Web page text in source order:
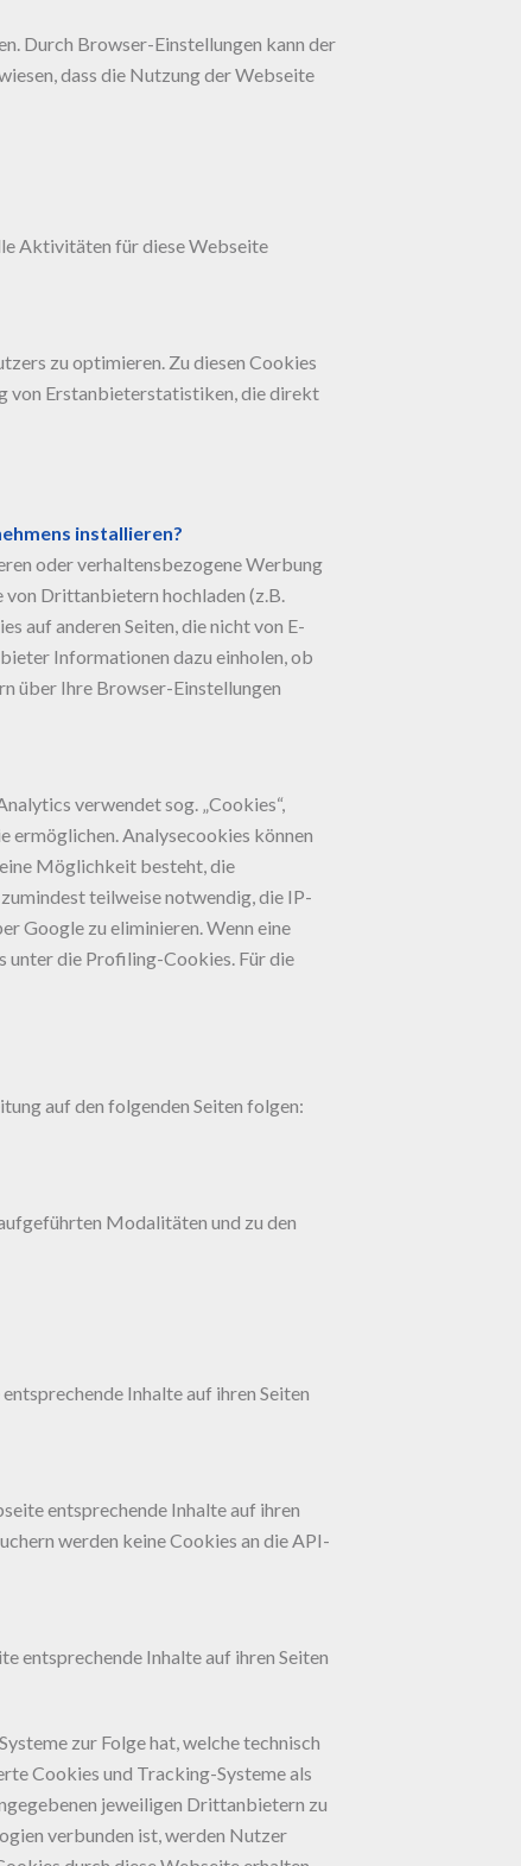
Durch Browser-Einstellungen kann der
dass die Nutzung der Webseite
Aktivitäten für diese Webseite
zu optimieren. Zu diesen Cookies
von Erstanbieterstatistiken, die direkt
installieren?
oder verhaltensbezogene Werbung
von Drittanbietern hochladen (z.B.
auf anderen Seiten, die nicht von E-
Informationen dazu einholen, ob
über Ihre Browser-Einstellungen
verwendet sog. „Cookies“,
ermöglichen. Analysecookies können
Möglichkeit besteht, die
teilweise notwendig, die IP-
Google zu eliminieren. Wenn eine
unter die Profiling-Cookies. Für die
auf den folgenden Seiten folgen:
Modalitäten und zu den
Inhalte auf ihren Seiten
entsprechende Inhalte auf ihren
werden keine Cookies an die API-
entsprechende Inhalte auf ihren Seiten
zur Folge hat, welche technisch
Cookies und Tracking-Systeme als
jeweiligen Drittanbietern zu
verbunden ist, werden Nutzer